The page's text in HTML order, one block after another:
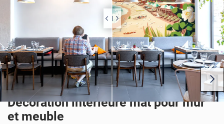
Décoration intérieure mat pour mur
et meuble